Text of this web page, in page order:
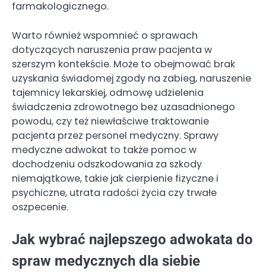
farmakologicznego.
Warto również wspomnieć o sprawach
dotyczących naruszenia praw pacjenta w
szerszym kontekście. Może to obejmować brak
uzyskania świadomej zgody na zabieg, naruszenie
tajemnicy lekarskiej, odmowę udzielenia
świadczenia zdrowotnego bez uzasadnionego
powodu, czy też niewłaściwe traktowanie
pacjenta przez personel medyczny. Sprawy
medyczne adwokat to także pomoc w
dochodzeniu odszkodowania za szkody
niemajątkowe, takie jak cierpienie fizyczne i
psychiczne, utrata radości życia czy trwałe
oszpecenie.
Jak wybrać najlepszego adwokata do
spraw medycznych dla siebie